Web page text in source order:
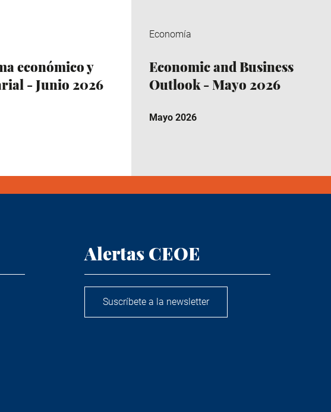
económico y
- Junio 2026
Economía
Economic and Business
Outlook - Mayo 2026
Mayo 2026
Alertas CEOE
Suscríbete a la newsletter